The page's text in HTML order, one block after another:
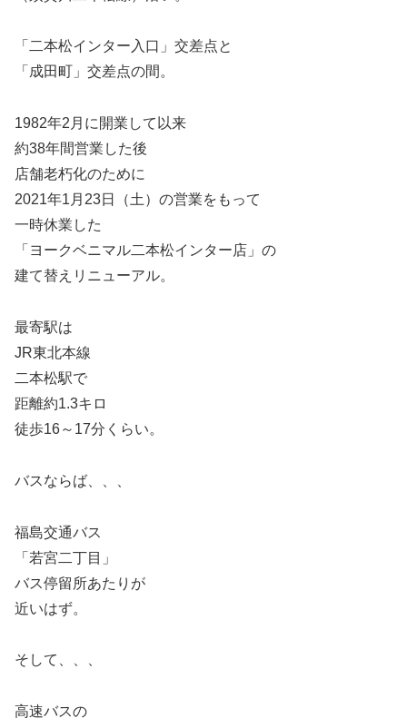
「二本松インター入口」交差点と
「成田町」交差点の間。
1982年2月に開業して以来
約38年間営業した後
店舗老朽化のために
2021年1月23日（土）の営業をもって
一時休業した
「ヨークベニマル二本松インター店」の
建て替えリニューアル。
最寄駅は
JR東北本線
二本松駅で
距離約1.3キロ
徒歩16～17分くらい。
バスならば、、、
福島交通バス
「若宮二丁目」
バス停留所あたりが
近いはず。
そして、、、
高速バスの